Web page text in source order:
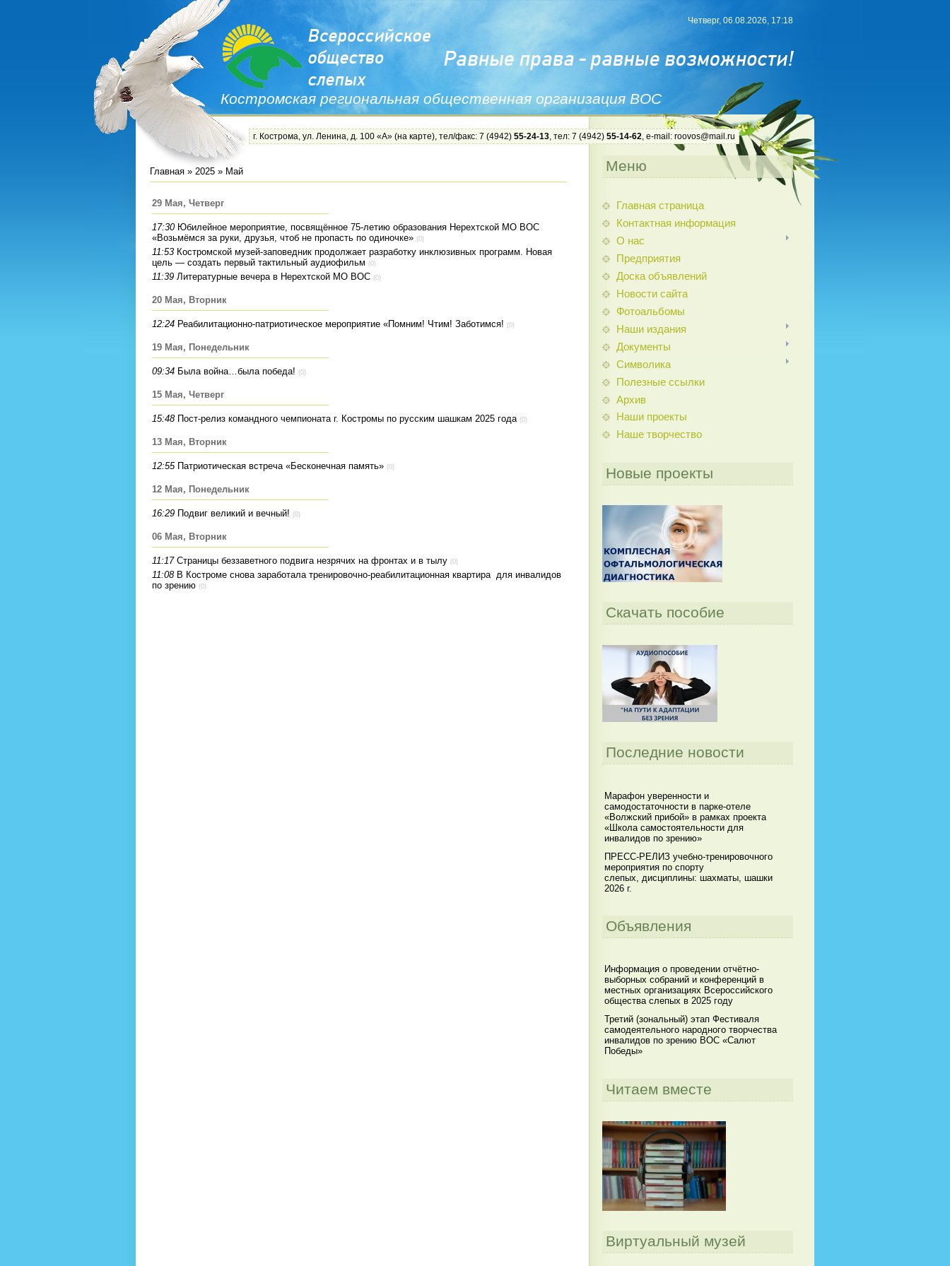
Костромская региональная общественная организация ВОС
Четверг, 06.08.2026, 17:18
г. Кострома, ул. Ленина, д. 100 «А» (на карте), тел/факс: 7 (4942) 55-24-13, тел: 7 (4942) 55-14-62, e-mail: roovos@mail.ru
Главная » 2025 » Май
29 Мая, Четверг
17:30 Юбилейное мероприятие, посвящённое 75-летию образования Нерехтской МО ВОС
«Возьмёмся за руки, друзья, чтоб не пропасть по одиночке» (0)
11:53 Костромской музей-заповедник продолжает разработку инклюзивных программ. Новая
цель — создать первый тактильный аудиофильм (0)
11:39 Литературные вечера в Нерехтской МО ВОС (0)
20 Мая, Вторник
12:24 Реабилитационно-патриотическое мероприятие «Помним! Чтим! Заботимся! (0)
19 Мая, Понедельник
09:34 Была война…была победа! (0)
15 Мая, Четверг
15:48 Пост-релиз командного чемпионата г. Костромы по русским шашкам 2025 года (0)
13 Мая, Вторник
12:55 Патриотическая встреча «Бесконечная память» (0)
12 Мая, Понедельник
16:29 Подвиг великий и вечный! (0)
06 Мая, Вторник
11:17 Страницы беззаветного подвига незрячих на фронтах и в тылу (0)
11:08 В Костроме снова заработала тренировочно-реабилитационная квартира для инвалидов
по зрению (0)
Меню
Главная страница
Контактная информация
О нас
Предприятия
Доска объявлений
Новости сайта
Фотоальбомы
Наши издания
Документы
Символика
Полезные ссылки
Архив
Наши проекты
Наше творчество
Новые проекты
Скачать пособие
Последние новости
Марафон уверенности и
самодостаточности в парке-отеле
«Волжский прибой» в рамках проекта
«Школа самостоятельности для
инвалидов по зрению»
ПРЕСС-РЕЛИЗ учебно-тренировочного
мероприятия по спорту
слепых, дисциплины: шахматы, шашки
2026 г.
Объявления
Информация о проведении отчётно-
выборных собраний и конференций в
местных организациях Всероссийского
общества слепых в 2025 году
Третий (зональный) этап Фестиваля
самодеятельного народного творчества
инвалидов по зрению ВОС «Салют
Победы»
Читаем вместе
Виртуальный музей